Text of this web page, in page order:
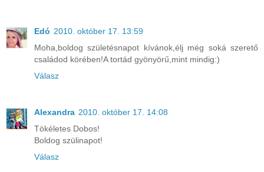
Edó 2010. október 17. 13:59
Moha,boldog születésnapot kívánok,élj még soká szerető
családod körében!A tortád gyönyörű,mint mindig:)
Válasz
Alexandra 2010. október 17. 14:08
Tökéletes Dobos!
Boldog szülinapot!
Válasz